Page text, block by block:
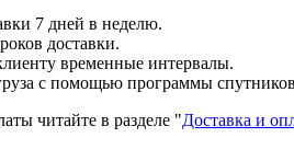
7 дней в неделю.
доставки.
временные интервалы.
с помощью программы
читайте в разделе "Доставка и